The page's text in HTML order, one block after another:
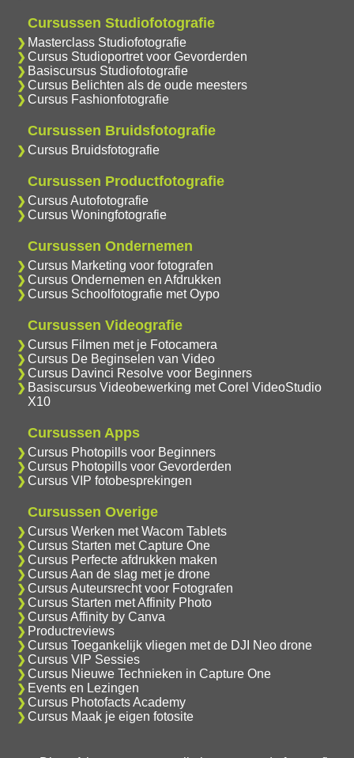
Cursussen Studiofotografie
Masterclass Studiofotografie
Cursus Studioportret voor Gevorderden
Basiscursus Studiofotografie
Cursus Belichten als de oude meesters
Cursus Fashionfotografie
Cursussen Bruidsfotografie
Cursus Bruidsfotografie
Cursussen Productfotografie
Cursus Autofotografie
Cursus Woningfotografie
Cursussen Ondernemen
Cursus Marketing voor fotografen
Cursus Ondernemen en Afdrukken
Cursus Schoolfotografie met Oypo
Cursussen Videografie
Cursus Filmen met je Fotocamera
Cursus De Beginselen van Video
Cursus Davinci Resolve voor Beginners
Basiscursus Videobewerking met Corel VideoStudio
X10
Cursussen Apps
Cursus Photopills voor Beginners
Cursus Photopills voor Gevorderden
Cursus VIP fotobesprekingen
Cursussen Overige
Cursus Werken met Wacom Tablets
Cursus Starten met Capture One
Cursus Perfecte afdrukken maken
Cursus Aan de slag met je drone
Cursus Auteursrecht voor Fotografen
Cursus Starten met Affinity Photo
Cursus Affinity by Canva
Productreviews
Cursus Toegankelijk vliegen met de DJI Neo drone
Cursus VIP Sessies
Cursus Nieuwe Technieken in Capture One
Events en Lezingen
Cursus Photofacts Academy
Cursus Maak je eigen fotosite